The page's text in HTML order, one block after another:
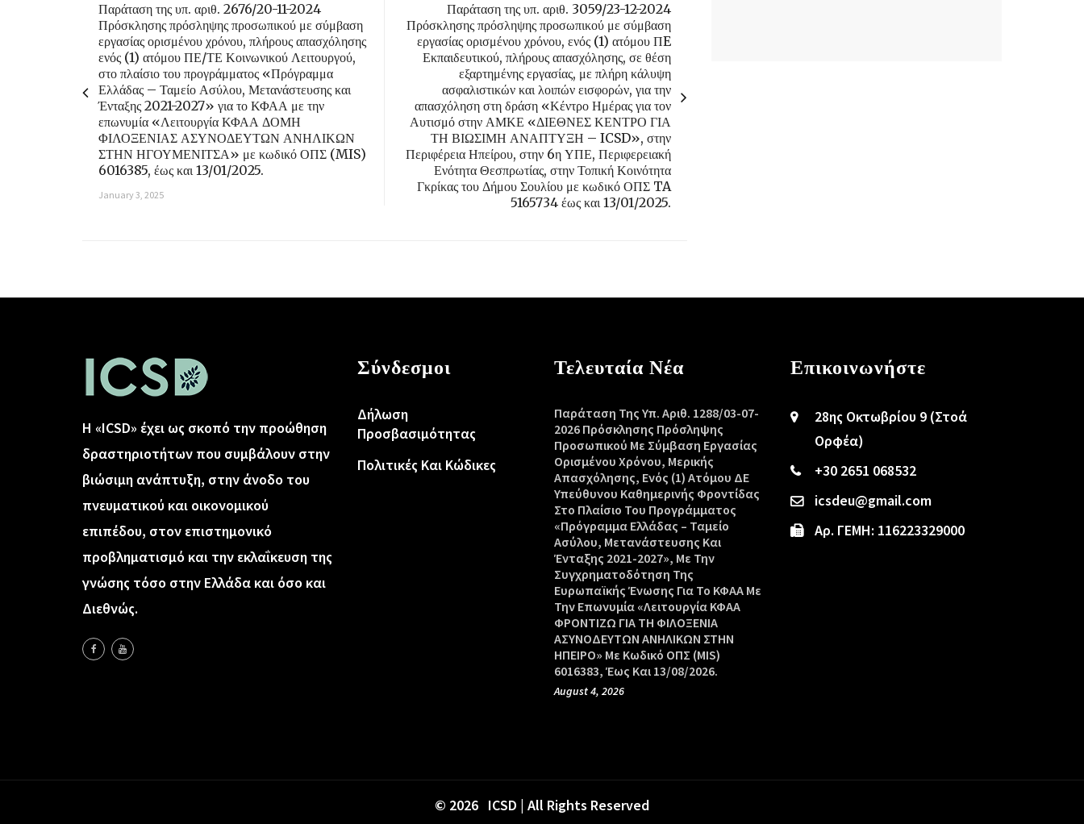
Παράταση της υπ. αριθ. 2676/20-11-2024
Πρόσκλησης πρόσληψης προσωπικού με σύμβαση
εργασίας ορισμένου χρόνου, πλήρους απασχόλησης
ενός (1) ατόμου ΠΕ/ΤΕ Κοινωνικού Λειτουργού,
στο πλαίσιο του προγράμματος «Πρόγραμμα
Ελλάδας – Ταμείο Ασύλου, Μετανάστευσης και
Ένταξης 2021-2027» για το ΚΦΑΑ με την
επωνυμία «Λειτουργία ΚΦΑΑ ΔΟΜΗ
ΦΙΛΟΞΕΝΙΑΣ ΑΣΥΝΟΔΕΥΤΩΝ ΑΝΗΛΙΚΩΝ
ΣΤΗΝ ΗΓΟΥΜΕΝΙΤΣΑ» με κωδικό ΟΠΣ (MIS)
6016385, έως και 13/01/2025.
January 3, 2025
Παράταση της υπ. αριθ. 3059/23-12-2024
Πρόσκλησης πρόσληψης προσωπικού με σύμβαση
εργασίας ορισμένου χρόνου, ενός (1) ατόμου ΠE
Εκπαιδευτικού, πλήρους απασχόλησης, σε θέση
εξαρτημένης εργασίας, με πλήρη κάλυψη
ασφαλιστικών και λοιπών εισφορών, για την
απασχόληση στη δράση «Κέντρο Ημέρας για τον
Αυτισμό στην ΑΜΚΕ «ΔΙΕΘΝΕΣ ΚΕΝΤΡΟ ΓΙΑ
ΤΗ ΒΙΩΣΙΜΗ ΑΝΑΠΤΥΞΗ – ICSD», στην
Περιφέρεια Ηπείρου, στην 6η ΥΠΕ, Περιφερειακή
Ενότητα Θεσπρωτίας, στην Τοπική Κοινότητα
Γκρίκας του Δήμου Σουλίου με κωδικό ΟΠΣ TA
5165734 έως και 13/01/2025.
Η «ICSD» έχει ως σκοπό την προώθηση
δραστηριοτήτων που συμβάλουν στην
βιώσιμη ανάπτυξη, στην άνοδο του
πνευματικού και οικονομικού
επιπέδου, στον επιστημονικό
προβληματισμό και την εκλαΐκευση της
γνώσης τόσο στην Ελλάδα και όσο και
Διεθνώς.
Σύνδεσμοι
Δήλωση
Προσβασιμότητας
Πολιτικές Και Κώδικες
Τελευταία Νέα
Παράταση Της Υπ. Αριθ. 1288/03-07-
2026 Πρόσκλησης Πρόσληψης
Προσωπικού Με Σύμβαση Εργασίας
Ορισμένου Χρόνου, Μερικής
Απασχόλησης, Ενός (1) Ατόμου ΔΕ
Υπεύθυνου Καθημερινής Φροντίδας
Στο Πλαίσιο Του Προγράμματος
«Πρόγραμμα Ελλάδας – Ταμείο
Ασύλου, Μετανάστευσης Και
Ένταξης 2021-2027», Με Την
Συγχρηματοδότηση Της
Ευρωπαϊκής Ένωσης Για Το ΚΦΑΑ Με
Την Επωνυμία «Λειτουργία ΚΦΑΑ
ΦΡΟΝΤΙΖΩ ΓΙΑ ΤΗ ΦΙΛΟΞΕΝΙΑ
ΑΣΥΝΟΔΕΥΤΩΝ ΑΝΗΛΙΚΩΝ ΣΤΗΝ
ΗΠΕΙΡΟ» Με Κωδικό ΟΠΣ (MIS)
6016383, Έως Και 13/08/2026.
August 4, 2026
Επικοινωνήστε
28ης Οκτωβρίου 9 (Στοά
Ορφέα)
+30 2651 068532
icsdeu@gmail.com
Αρ. ΓΕΜΗ: 116223329000
© 2026 ICSD | All Rights Reserved